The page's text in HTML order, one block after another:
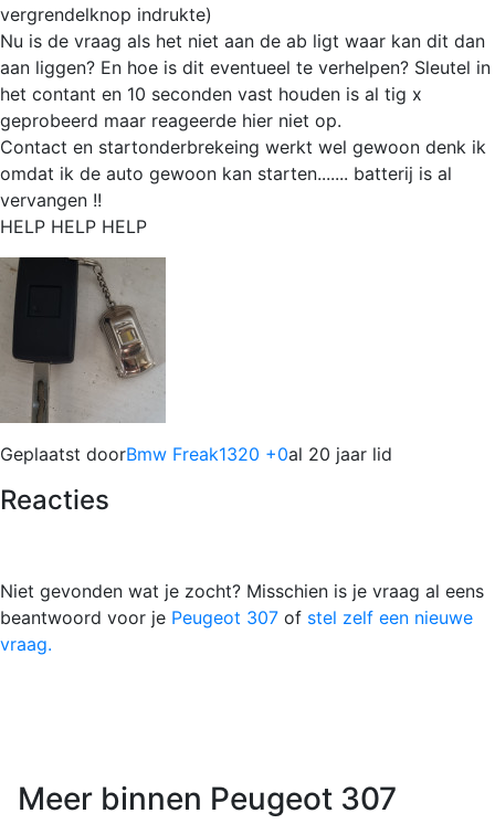
vergrendelknop indrukte)
Nu is de vraag als het niet aan de ab ligt waar kan dit dan
aan liggen? En hoe is dit eventueel te verhelpen? Sleutel in
het contant en 10 seconden vast houden is al tig x
geprobeerd maar reageerde hier niet op.
Contact en startonderbrekeing werkt wel gewoon denk ik
omdat ik de auto gewoon kan starten....... batterij is al
vervangen !!
HELP HELP HELP
Geplaatst doorBmw Freak1320 +0al 20 jaar lid
Reacties
Niet gevonden wat je zocht? Misschien is je vraag al eens
beantwoord voor je Peugeot 307 of stel zelf een nieuwe
vraag.
Meer binnen Peugeot 307